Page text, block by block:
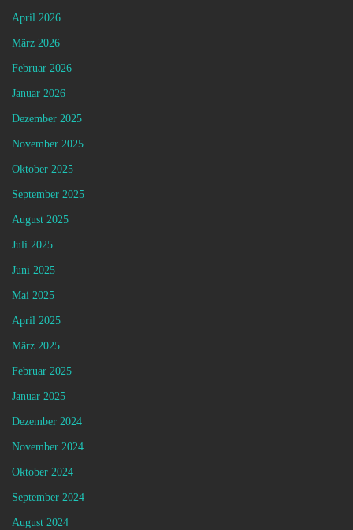
April 2026
März 2026
Februar 2026
Januar 2026
Dezember 2025
November 2025
Oktober 2025
September 2025
August 2025
Juli 2025
Juni 2025
Mai 2025
April 2025
März 2025
Februar 2025
Januar 2025
Dezember 2024
November 2024
Oktober 2024
September 2024
August 2024